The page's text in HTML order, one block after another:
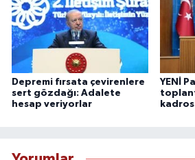
Depremi fırsata çevirenlere
sert gözdağı: Adalete
hesap veriyorlar
YENİ